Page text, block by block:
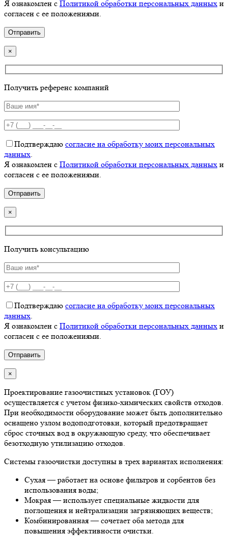
Я ознакомлен с Политикой обработки персональных данных и
согласен с ее положениями.
×
Получить референс компаний
Подтверждаю согласие на обработку моих персональных
данных.
Я ознакомлен с Политикой обработки персональных данных и
согласен с ее положениями.
×
Получить консультацию
Подтверждаю согласие на обработку моих персональных
данных.
Я ознакомлен с Политикой обработки персональных данных и
согласен с ее положениями.
×
Проектирование газоочистных установок (ГОУ)
осуществляется с учетом физико-химических свойств отходов.
При необходимости оборудование может быть дополнительно
оснащено узлом водоподготовки, который предотвращает
сброс сточных вод в окружающую среду, что обеспечивает
безотходную утилизацию отходов.
Системы газоочистки доступны в трех вариантах исполнения:
Сухая — работает на основе фильтров и сорбентов без
использования воды;
Мокрая — использует специальные жидкости для
поглощения и нейтрализации загрязняющих веществ;
Комбинированная — сочетает оба метода для
повышения эффективности очистки.